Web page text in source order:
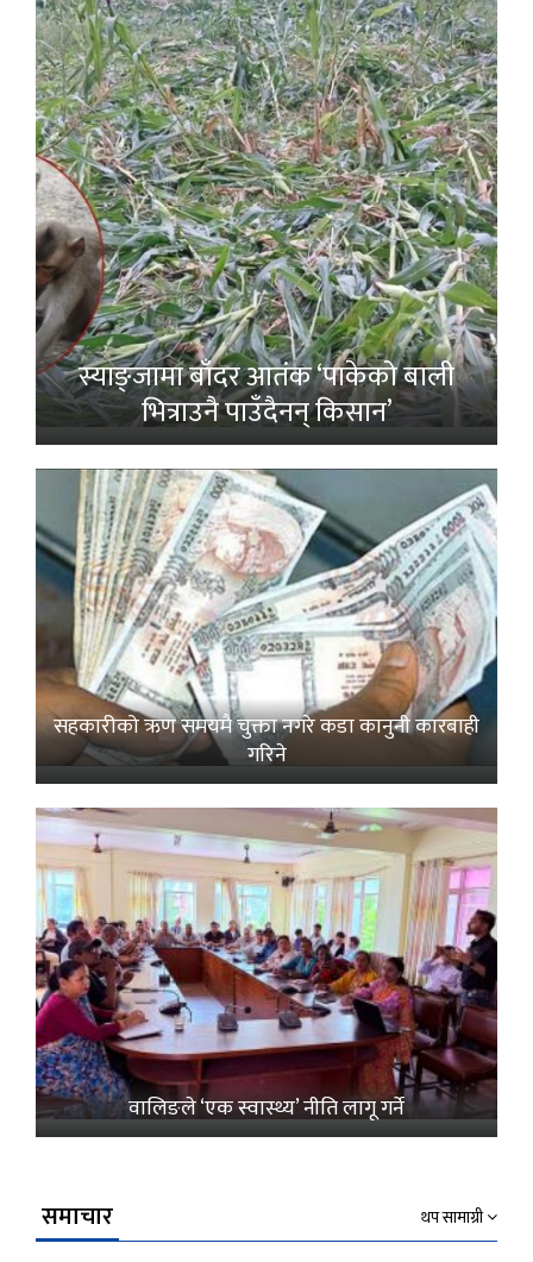
स्याङ्जामा बाँदर आतंक ‘पाकेको बाली
भित्राउनै पाउँदैनन् किसान’
सहकारीको ऋण समयमै चुक्ता नगरे कडा कानुनी कारबाही
गरिने
वालिङले ‘एक स्वास्थ्य’ नीति लागू गर्ने
समाचार थप सामाग्री